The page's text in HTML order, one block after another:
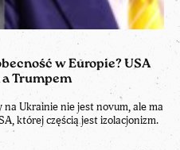
w Europie? USA
Trumpem
Ukrainie nie jest novum, ale ma
której częścią jest izolacjonizm.